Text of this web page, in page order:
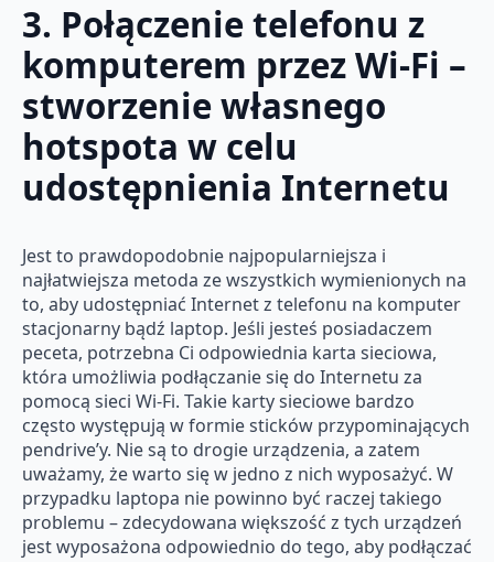
3. Połączenie telefonu z
komputerem przez Wi-Fi –
stworzenie własnego
hotspota w celu
udostępnienia Internetu
Jest to prawdopodobnie najpopularniejsza i
najłatwiejsza metoda ze wszystkich wymienionych na
to, aby udostępniać Internet z telefonu na komputer
stacjonarny bądź laptop. Jeśli jesteś posiadaczem
peceta, potrzebna Ci odpowiednia karta sieciowa,
która umożliwia podłączanie się do Internetu za
pomocą sieci Wi-Fi. Takie karty sieciowe bardzo
często występują w formie sticków przypominających
pendrive’y. Nie są to drogie urządzenia, a zatem
uważamy, że warto się w jedno z nich wyposażyć. W
przypadku laptopa nie powinno być raczej takiego
problemu – zdecydowana większość z tych urządzeń
jest wyposażona odpowiednio do tego, aby podłączać